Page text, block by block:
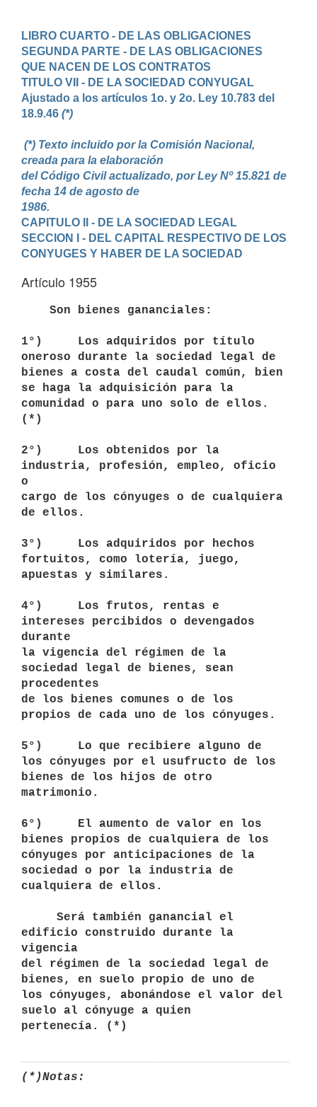
LIBRO CUARTO - DE LAS OBLIGACIONES
SEGUNDA PARTE - DE LAS OBLIGACIONES
QUE NACEN DE LOS CONTRATOS
TITULO VII - DE LA SOCIEDAD CONYUGAL
Ajustado a los artículos 1o. y 2o. Ley 10.783 del
18.9.46 (*)
creada para la elaboración
del Código Civil actualizado, por Ley Nº 15.821 de
fecha 14 de agosto de
1986.
CAPITULO II - DE LA SOCIEDAD LEGAL
SECCION I - DEL CAPITAL RESPECTIVO DE LOS
CONYUGES Y HABER DE LA SOCIEDAD
Artículo 1955
1°)     Los adquiridos por título
oneroso durante la sociedad legal de
bienes a costa del caudal común, bien
se haga la adquisición para la
comunidad o para uno solo de ellos.
(*)
2°)     Los obtenidos por la
industria, profesión, empleo, oficio
o
cargo de los cónyuges o de cualquiera
de ellos.
3°)     Los adquiridos por hechos
fortuitos, como lotería, juego,
apuestas y similares.
4°)     Los frutos, rentas e
intereses percibidos o devengados
durante
la vigencia del régimen de la
sociedad legal de bienes, sean
procedentes
de los bienes comunes o de los
propios de cada uno de los cónyuges.
5°)     Lo que recibiere alguno de
los cónyuges por el usufructo de los
bienes de los hijos de otro
matrimonio.
6°)     El aumento de valor en los
bienes propios de cualquiera de los
cónyuges por anticipaciones de la
sociedad o por la industria de
cualquiera de ellos.
edificio construido durante la
vigencia
del régimen de la sociedad legal de
bienes, en suelo propio de uno de
los cónyuges, abonándose el valor del
suelo al cónyuge a quien
pertenecía. (*)
(*)Notas: